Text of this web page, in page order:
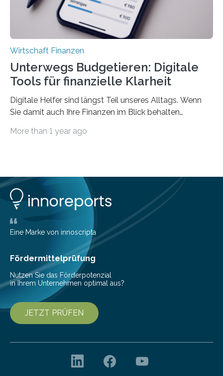
Wirtschaft Finanzen
Unterwegs Budgetieren: Digitale
Tools für finanzielle Klarheit
Digitale Helfer sind längst Teil unseres Alltags. Wenn
Sie damit auch Ihre Finanzen im Blick behalten
die genau das ermöglichen: Sie helfen Ihnen, Ausgaben
Lösungen interessieren. 1. Multibanking-Tools: Alle
Konten auf einen Blick Viele Banken bieten bereits in
ihrem Online-Banking eine Multibanking-Funktion an,
mit der sich Konten bei anderen Banken…
More than 1 year ago
Eine Marke von innoscripta
Fördermittelprüfung
Nutzen Sie das Förderpotenzial
in Ihrem Unternehmen optimal aus?
JETZT PRÜFEN